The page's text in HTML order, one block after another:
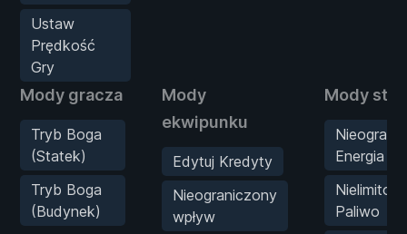
Ustaw
Prędkość
Gry
Mody gracza
Tryb Boga
(Statek)
Tryb Boga
(Budynek)
Mody
ekwipunku
Edytuj Kredyty
Nieograniczony
wpływ
Mody
Energia
Paliwo